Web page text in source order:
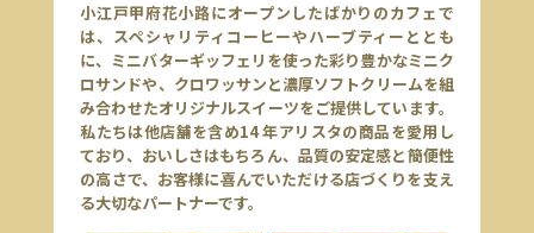
小江戸甲府花小路にオープンしたばかりのカフェで
は、スペシャリティコーヒーやハーブティーととも
に、ミニバターギッフェリを使った彩り豊かなミニク
ロサンドや、クロワッサンと濃厚ソフトクリームを組
み合わせたオリジナルスイーツをご提供しています。
私たちは他店舗を含め14 年アリスタの商品を愛用し
ており、おいしさはもちろん、品質の安定感と簡便性
の高さで、お客様に喜んでいただける店づくりを支え
る大切なパートナーです。